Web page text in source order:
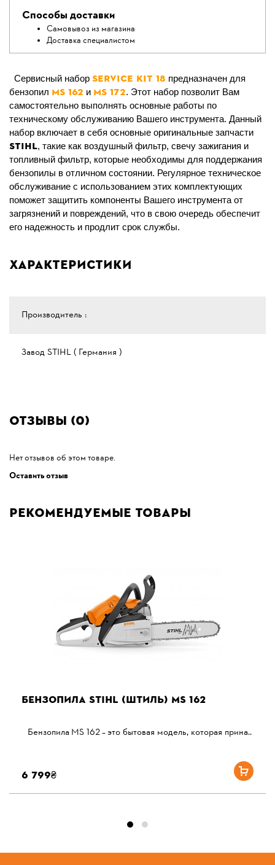
Способы доставки
Самовывоз из магазина
Доставка специалистом
Сервисный набор Service Kit 18 предназначен для
бензопил MS 162 и MS 172. Этот набор позволит Вам
самостоятельно выполнять основные работы по
техническому обслуживанию Вашего инструмента. Данный
набор включает в себя основные оригинальные запчасти
STIHL, такие как воздушный фильтр, свечу зажигания и
топливный фильтр, которые необходимы для поддержания
бензопилы в отличном состоянии. Регулярное техническое
обслуживание с использованием этих комплектующих
поможет защитить компоненты Вашего инструмента от
загрязнений и повреждений, что в свою очередь обеспечит
его надежность и продлит срок службы.
Характеристики
Производитель :
Завод STIHL ( Германия )
Отзывы (0)
Нет отзывов об этом товаре.
Оставить отзыв
Рекомендуемые товары
БЕНЗОПИЛА STIHL (ШТИЛЬ) MS 162
Бензопила MS 162 – это бытовая модель, которая прина..
6 799₴